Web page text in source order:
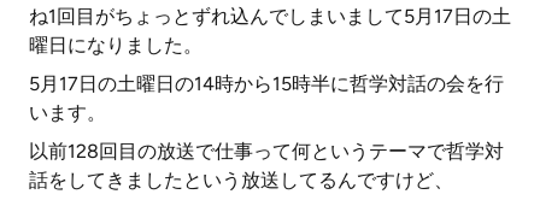
ね1回目がちょっとずれ込んでしまいまして5月17日の土
曜日になりました。
5月17日の土曜日の14時から15時半に哲学対話の会を行
います。
以前128回目の放送で仕事って何というテーマで哲学対
話をしてきましたという放送してるんですけど、